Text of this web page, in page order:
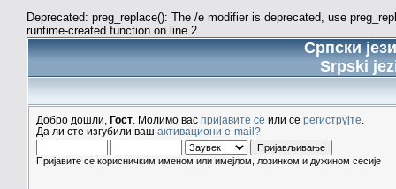
Deprecated: preg_replace(): The /e modifier is deprecated, use
runtime-created function on line 2
Српски
Srpski
Добро дошли, Гост . Молимо вас пријавите се или се региструјте
Да ли сте изгубили ваш активациони e-mail?
Пријавите се корисничким именом или имејлом, лозинком и дужином сесије